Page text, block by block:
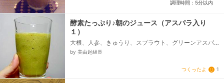
調理時間：5分以内
酵素たっぷり♪朝のジュース（アスパラ入り
１）
大根、人参、きゅうり、スプラウト、グリーンアスパ
ラ、りんご、バナナ、水
by 美由起組長
つくったよ 1